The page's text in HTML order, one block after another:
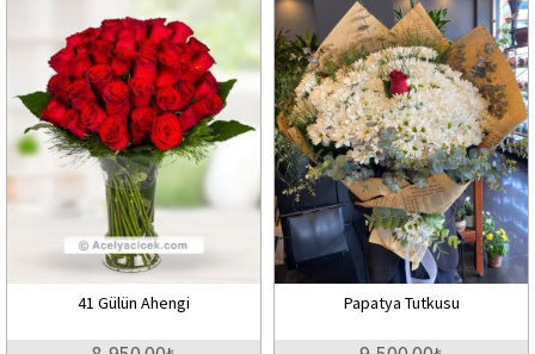
41 Gülün Ahengi Papatya Tutkusu